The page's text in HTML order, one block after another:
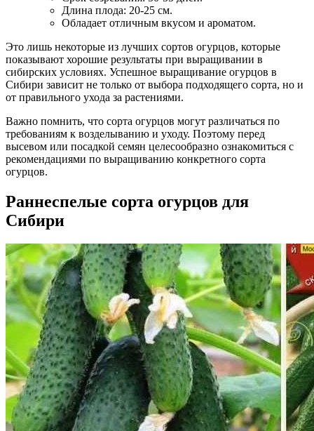
Длина плода: 20-25 см.
Обладает отличным вкусом и ароматом.
Это лишь некоторые из лучших сортов огурцов, которые
показывают хорошие результаты при выращивании в
сибирских условиях. Успешное выращивание огурцов в
Сибири зависит не только от выбора подходящего сорта, но и
от правильного ухода за растениями.
Важно помнить, что сорта огурцов могут различаться по
требованиям к возделыванию и уходу. Поэтому перед
высевом или посадкой семян целесообразно ознакомиться с
рекомендациями по выращиванию конкретного сорта
огурцов.
Раннеспелые сорта огурцов для
Сибири